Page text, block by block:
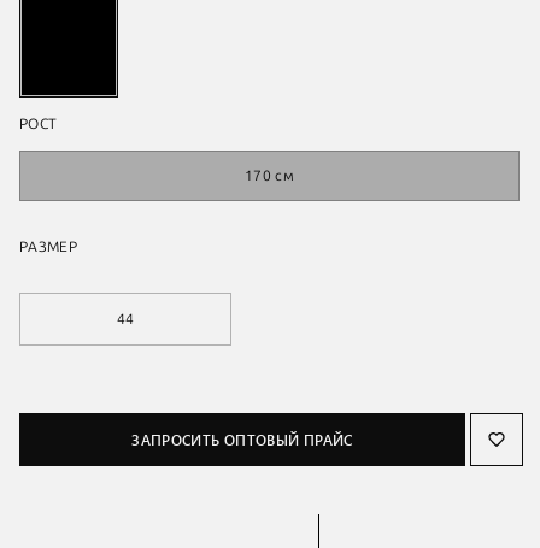
РОСТ
170 см
РАЗМЕР
44
ЗАПРОСИТЬ ОПТОВЫЙ ПРАЙС